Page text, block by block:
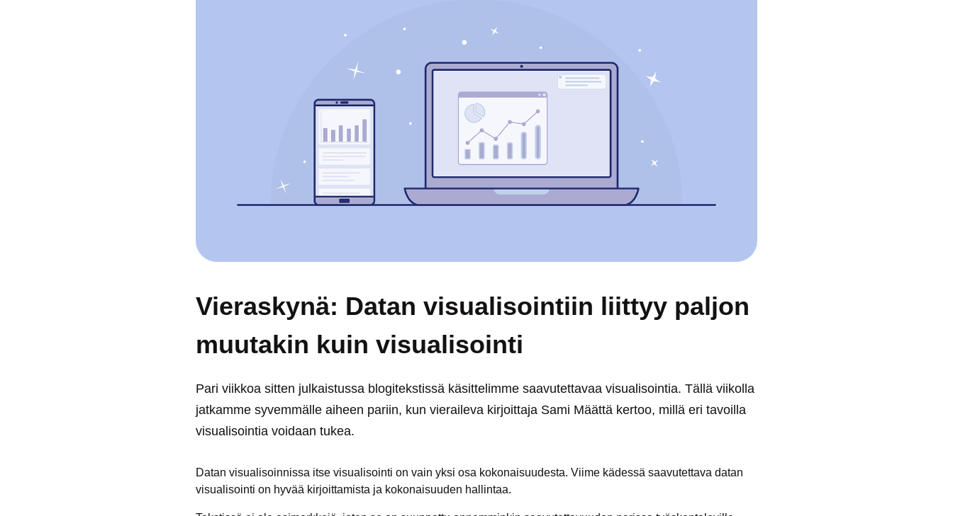
Vieraskynä: Datan visualisointiin liittyy paljon
muutakin kuin visualisointi
Pari viikkoa sitten julkaistussa blogitekstissä käsittelimme saavutettavaa visualisointia. Tällä viikolla
jatkamme syvemmälle aiheen pariin, kun vieraileva kirjoittaja Sami Määttä kertoo, millä eri tavoilla
visualisointia voidaan tukea.
Datan visualisoinnissa itse visualisointi on vain yksi osa kokonaisuudesta. Viime kädessä saavutettava datan
visualisointi on hyvää kirjoittamista ja kokonaisuuden hallintaa.